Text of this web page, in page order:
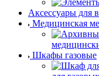
Аксессуары для
Медицинская
Шкафы газовые